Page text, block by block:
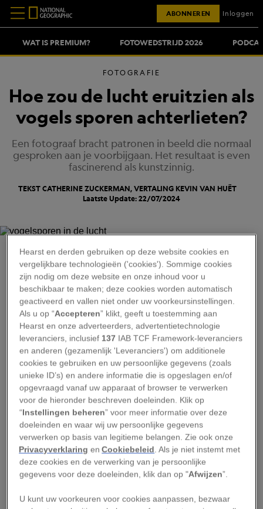
WAT IS PREMIUM? FOTOWEDSTRIJD 2026
ABONNEREN Inloggen
FOTOGRAFIE
Hoe zou de lucht eruitzien als
vogels sporen achterlieten?
Een fotograaf bracht patronen in beeld die normaal
gesproken aan je voorbijgaan. Het resultaat is even
fascinerend als kunstzinnig.
TEKST CATHERINE ZUCKERMAN, VERTALING KEVIN VAN HUËT
Laatste Update: 22/07/2024
XAVI BOU
Beeld je eens in dat vogels sporen in de lucht
zouden achterlaten, zoals de condensstrepen
van een vliegtuig. Hoe zou de hemel er dan
uitzien?
Het was zomaar een gedachtespinsel van de in
Barcelona gevestigde fotograaf Xavi Bou – en die
gedachte liet hem niet meer los. Hij besloot de
onzichtbare vogelpatronen in de lucht vast te
leggen. Of zoals hij het zelf zegt: het onzichtbare
zichtbaar te maken. Het resultaat is even
fascinerend als kunstzinnig.
Werken met een
videocamera
Hearst en derden gebruiken op deze website cookies en
vergelijkbare technologieën ('cookies'). Sommige cookies
zijn nodig om deze website en onze inhoud voor u
beschikbaar te maken; deze cookies worden automatisch
geactiveerd en vallen niet onder uw voorkeursinstellingen.
Als u op “Accepteren” klikt, geeft u toestemming aan
Hearst en onze adverteerders, advertentietechnologie
leveranciers, inclusief 137 IAB TCF Framework-leveranciers
en anderen (gezamenlijk 'Leveranciers') om additionele
cookies te gebruiken en uw persoonlijke gegevens (zoals
unieke ID’s) en andere informatie die is opgeslagen en/of
opgevraagd vanaf uw apparaat of browser te verwerken
voor de hieronder beschreven doeleinden. Klik op
“Instellingen beheren” voor meer informatie over deze
doeleinden en waar wij uw persoonlijke gegevens
verwerken op basis van legitieme belangen. Zie ook onze
Privacyverklaring enCookiebeleid. Als je niet instemt met
deze cookies en de verwerking van je persoonlijke
gegevens voor deze doeleinden, klik dan op "Afwijzen”.
U kunt uw voorkeuren voor cookies aanpassen, bezwaar